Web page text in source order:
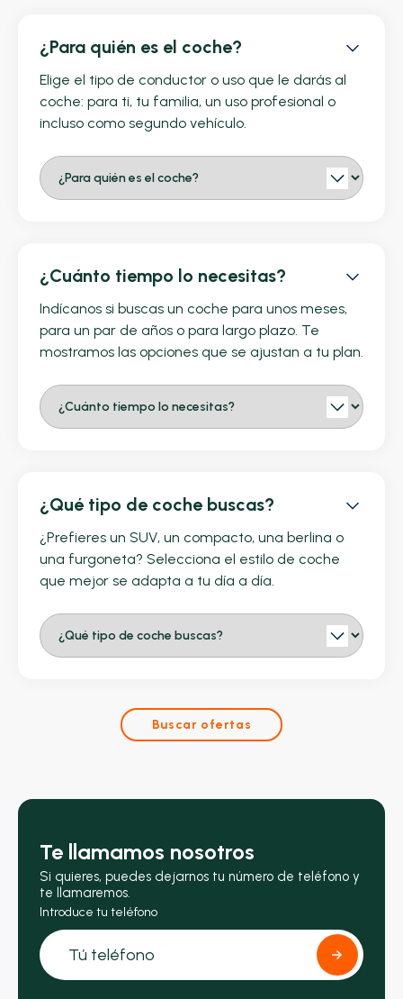
¿Para quién es el coche?
Elige el tipo de conductor o uso que le darás al
coche: para ti, tu familia, un uso profesional o
incluso como segundo vehículo.
¿Cuánto tiempo lo necesitas?
Indícanos si buscas un coche para unos meses,
para un par de años o para largo plazo. Te
mostramos las opciones que se ajustan a tu plan.
¿Qué tipo de coche buscas?
¿Prefieres un SUV, un compacto, una berlina o
una furgoneta? Selecciona el estilo de coche
que mejor se adapta a tu día a día.
Buscar ofertas
Te llamamos nosotros
Si quieres, puedes dejarnos tu número de teléfono y
te llamaremos.
Introduce tu teléfono